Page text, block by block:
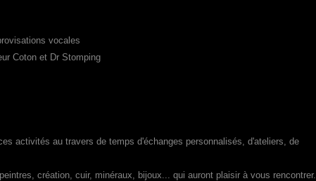
vocales
Coton et Dr Stomping
activités au travers de temps d'échanges personnalisés, d'ateliers, de
création, cuir, minéraux, bijoux... qui auront plaisir à vous rencontrer.